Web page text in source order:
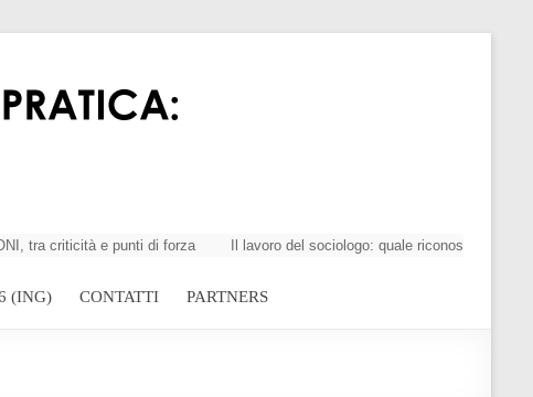
tra criticità e punti di forza Il lavoro del sociologo: quale riconoscimento della
(ING) CONTATTI PARTNERS